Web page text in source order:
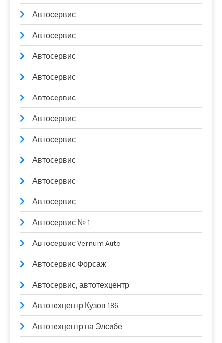
Автосервис
Автосервис
Автосервис
Автосервис
Автосервис
Автосервис
Автосервис
Автосервис
Автосервис
Автосервис
Автосервис № 1
Автосервис Vernum Auto
Автосервис Форсаж
Автосервис, автотехцентр
Автотехцентр Кузов 186
Автотехцентр на Элсибе